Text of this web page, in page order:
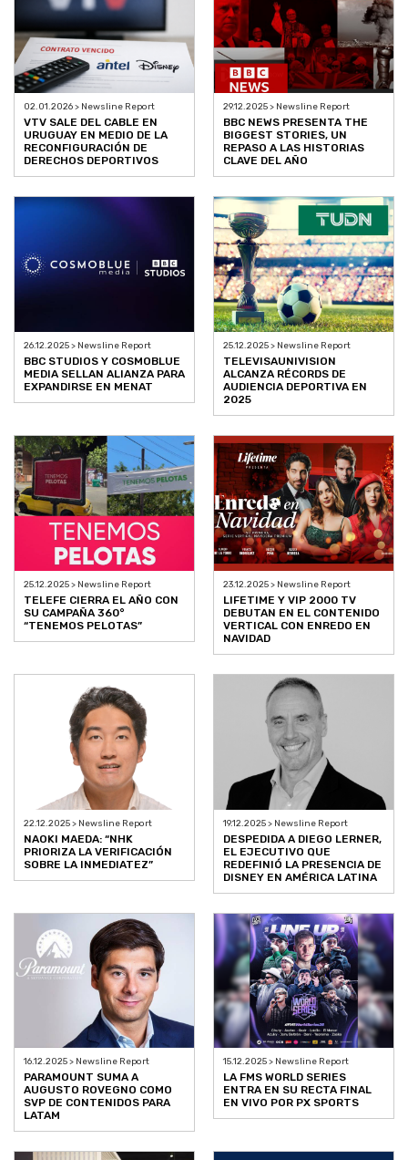
02.01.2026 > Newsline Report
VTV SALE DEL CABLE EN
URUGUAY EN MEDIO DE LA
RECONFIGURACIÓN DE
DERECHOS DEPORTIVOS
29.12.2025 > Newsline Report
BBC NEWS PRESENTA THE
BIGGEST STORIES, UN
REPASO A LAS HISTORIAS
CLAVE DEL AÑO
26.12.2025 > Newsline Report
BBC STUDIOS Y COSMOBLUE
MEDIA SELLAN ALIANZA PARA
EXPANDIRSE EN MENAT
25.12.2025 > Newsline Report
TELEVISAUNIVISION
ALCANZA RÉCORDS DE
AUDIENCIA DEPORTIVA EN
2025
25.12.2025 > Newsline Report
TELEFE CIERRA EL AÑO CON
SU CAMPAÑA 360°
“TENEMOS PELOTAS”
23.12.2025 > Newsline Report
LIFETIME Y VIP 2000 TV
DEBUTAN EN EL CONTENIDO
VERTICAL CON ENREDO EN
NAVIDAD
22.12.2025 > Newsline Report
NAOKI MAEDA: “NHK
PRIORIZA LA VERIFICACIÓN
SOBRE LA INMEDIATEZ”
19.12.2025 > Newsline Report
DESPEDIDA A DIEGO LERNER,
EL EJECUTIVO QUE
REDEFINIÓ LA PRESENCIA DE
DISNEY EN AMÉRICA LATINA
16.12.2025 > Newsline Report
PARAMOUNT SUMA A
AUGUSTO ROVEGNO COMO
SVP DE CONTENIDOS PARA
LATAM
15.12.2025 > Newsline Report
LA FMS WORLD SERIES
ENTRA EN SU RECTA FINAL
EN VIVO POR PX SPORTS